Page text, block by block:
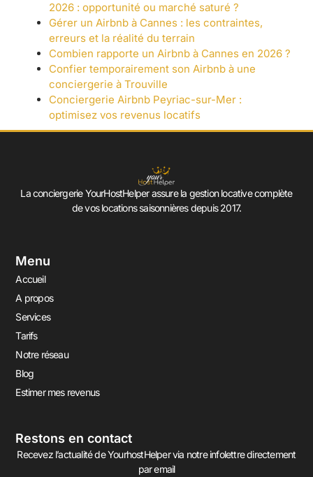
2026 : opportunité ou marché saturé ?
Gérer un Airbnb à Cannes : les contraintes,
erreurs et la réalité du terrain
Combien rapporte un Airbnb à Cannes en 2026 ?
Confier temporairement son Airbnb à une
conciergerie à Trouville
Conciergerie Airbnb Peyriac-sur-Mer :
optimisez vos revenus locatifs
La conciergerie YourHostHelper assure la gestion locative complète
de vos locations saisonnières depuis 2017.
Menu
Accueil
A propos
Services
Tarifs
Notre réseau
Blog
Estimer mes revenus
Restons en contact
Recevez l’actualité de YourhostHelper via notre infolettre directement
par email